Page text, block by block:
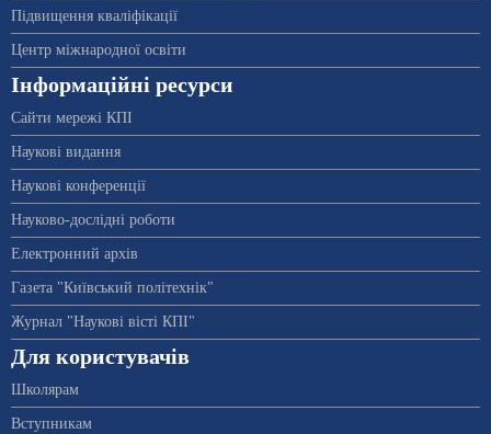
Підвищення кваліфікації
Центр міжнародної освіти
Інформаційні ресурси
Сайти мережі КПІ
Наукові видання
Наукові конференції
Науково-дослідні роботи
Електронний архів
Газета "Київський політехнік"
Журнал "Наукові вісті КПІ"
Для користувачів
Школярам
Вступникам